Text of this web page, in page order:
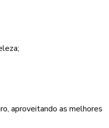
aproveitando as melhores